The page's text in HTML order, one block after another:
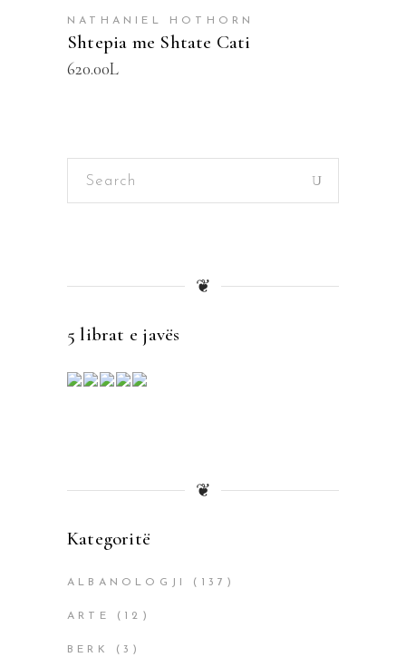
NATHANIEL HOTHORN
Shtepia me Shtate Cati
620.00L
Search
❦
5 librat e javës
❦
Kategoritë
ALBANOLOGJI (137)
ARTE (12)
BERK (3)